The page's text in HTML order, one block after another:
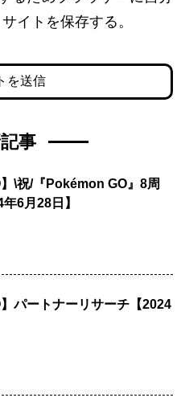
イトを保存する。
事
】\祝/『Pokémon GO』8周
6月28日】
】パートナーリサーチ【2024